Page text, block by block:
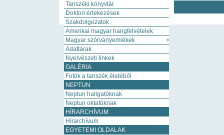
Tanszéki könyvtár
Doktori értekezések
Szakdolgozatok
Amerikai magyar hangfelvételek
Magyar szórványemlékek
Adattárak
Nyelvészeti linkek
GALÉRIA
Fotók a tanszék életéből
NEPTUN
Neptun hallgatóknak
Neptun oktatóknak
HÍRARCHÍVUM
Hírarchívum
EGYETEMI OLDALAK